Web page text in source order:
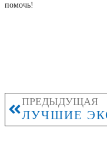
помочь!
ПРЕДЫДУЩАЯ